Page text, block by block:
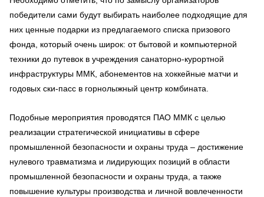
победители сами будут выбирать наиболее подходящие для
них ценные подарки из предлагаемого списка призового
фонда, который очень широк: от бытовой и компьютерной
техники до путевок в учреждения санаторно-курортной
инфраструктуры ММК, абонементов на хоккейные матчи и
годовых ски-пасс в горнолыжный центр комбината.
Подобные мероприятия проводятся ПАО ММК с целью
реализации стратегической инициативы в сфере
промышленной безопасности и охраны труда – достижение
нулевого травматизма и лидирующих позиций в области
промышленной безопасности и охраны труда, а также
повышение культуры производства и личной вовлеченности